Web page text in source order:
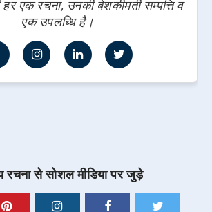
हर एक रचना, उनकी बेशकीमती सम्पत्ति व
एक उपलब्धि है।
रचना से सोशल मीडिया पर जुड़े